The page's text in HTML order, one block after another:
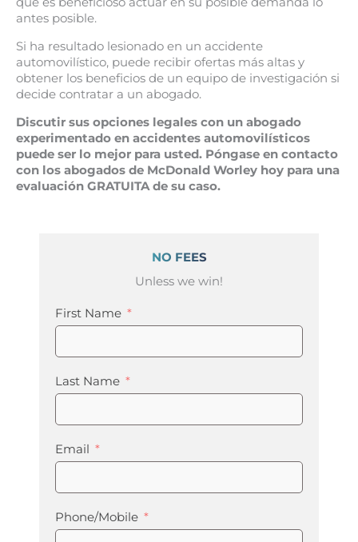
antes posible.
Si ha resultado lesionado en un accidente
automovilístico, puede recibir ofertas más altas y
obtener los beneficios de un equipo de investigación si
decide contratar a un abogado.
Discutir sus opciones legales con un abogado
experimentado en accidentes automovilísticos
puede ser lo mejor para usted. Póngase en contacto
con los abogados de McDonald Worley hoy para una
evaluación GRATUITA de su caso.
NO FEES
Unless we win!
First Name
Last Name
Email
Phone/Mobile